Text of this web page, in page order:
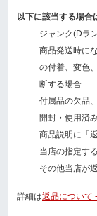
以下に該当する場合
ジャンク(Dラ
商品発送時に
の付着、変色
断する場合
付属品の欠品
開封・使用済
商品説明に「
当店の指定す
その他当店が
詳細は返品について